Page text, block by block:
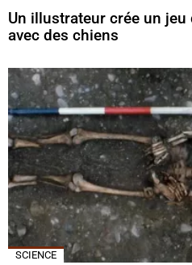
Un illustrateur crée un
avec des chiens
SCIENCE